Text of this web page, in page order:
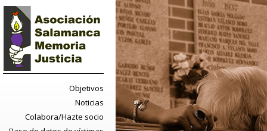
Objetivos
Noticias
Colabora/Hazte socio